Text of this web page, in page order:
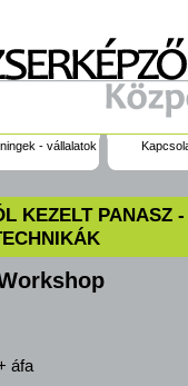
- vállalatok
KEZELT PANASZ
áfa